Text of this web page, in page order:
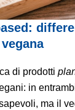
di prodotti
in
ma il